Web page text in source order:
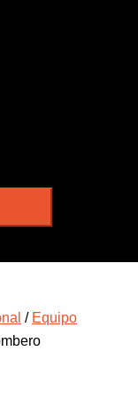
/ Equipo